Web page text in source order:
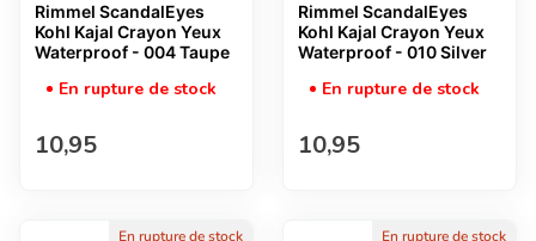
Rimmel ScandalEyes
Kohl Kajal Crayon Yeux
Waterproof - 004 Taupe
En rupture de stock
Prix normal
10,95
Rimmel ScandalEyes
Kohl Kajal Crayon Yeux
Waterproof - 010 Silver
En rupture de stock
Prix normal
10,95
En rupture de stock En rupture de stock